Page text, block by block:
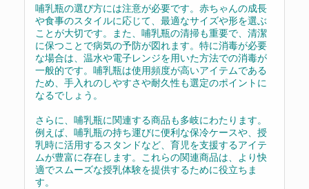
哺乳瓶の選び方には注意が必要です。赤ちゃんの成長
や食事のスタイルに応じて、最適なサイズや形を選ぶ
ことが大切です。また、哺乳瓶の清掃も重要で、清潔
に保つことで病気の予防が図れます。特に消毒が必要
な場合は、温水や電子レンジを用いた方法での消毒が
一般的です。哺乳瓶は使用頻度が高いアイテムである
ため、手入れのしやすさや耐久性も選定のポイントに
なるでしょう。
さらに、哺乳瓶に関連する商品も多岐にわたります。
例えば、哺乳瓶の持ち運びに便利な保冷ケースや、授
乳時に活用するスタンドなど、育児を支援するアイテ
ムが豊富に存在します。これらの関連商品は、より快
適でスムーズな授乳体験を提供するために役立ちま
す。